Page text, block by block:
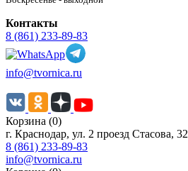
Контакты
8 (861) 233-89-83
info@tvornica.ru
Корзина (0)
г. Краснодар, ул. 2 проезд Стасова, 32
8 (861) 233-89-83
info@tvornica.ru